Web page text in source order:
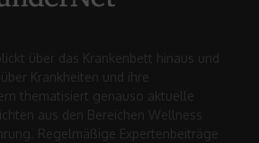
über das Krankenbett hinaus und
Krankheiten und ihre
thematisiert genauso aktuelle
aus den Bereichen Wellness
Regelmäßige Expertenbeiträge